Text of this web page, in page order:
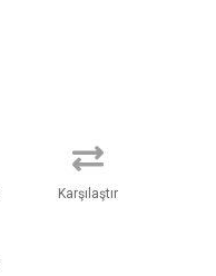
Karşılaştır